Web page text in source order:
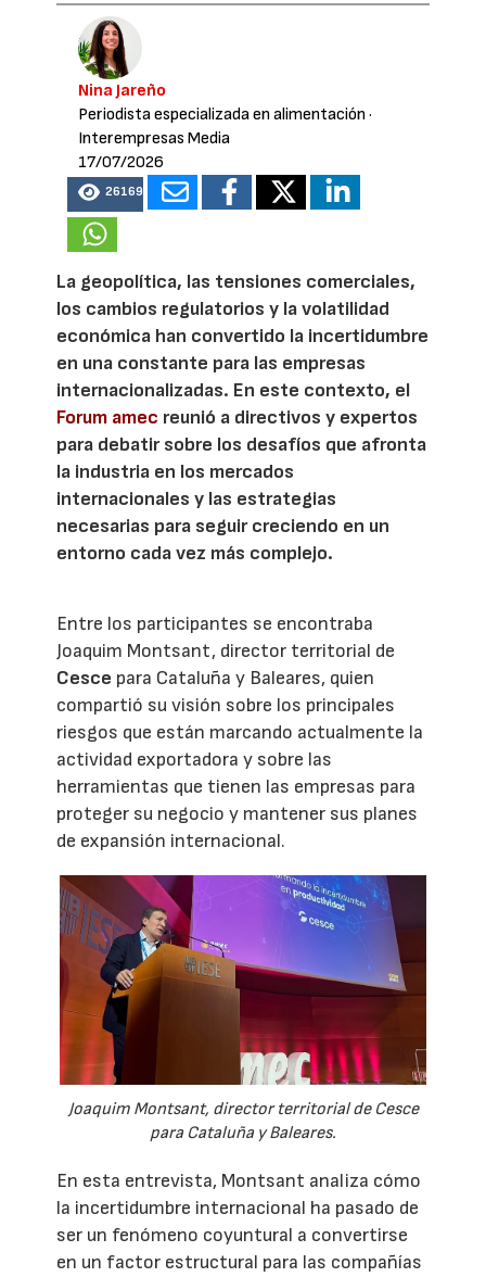
Nina Jareño
Periodista especializada en alimentación ·
Interempresas Media
17/07/2026
26169
La geopolítica, las tensiones comerciales,
los cambios regulatorios y la volatilidad
económica han convertido la incertidumbre
en una constante para las empresas
internacionalizadas. En este contexto, el
Forum amec reunió a directivos y expertos
para debatir sobre los desafíos que afronta
la industria en los mercados
internacionales y las estrategias
necesarias para seguir creciendo en un
entorno cada vez más complejo.
Entre los participantes se encontraba
Joaquim Montsant, director territorial de
Cesce para Cataluña y Baleares, quien
compartió su visión sobre los principales
riesgos que están marcando actualmente la
actividad exportadora y sobre las
herramientas que tienen las empresas para
proteger su negocio y mantener sus planes
de expansión internacional.
Joaquim Montsant, director territorial de Cesce
para Cataluña y Baleares.
En esta entrevista, Montsant analiza cómo
la incertidumbre internacional ha pasado de
ser un fenómeno coyuntural a convertirse
en un factor estructural para las compañías